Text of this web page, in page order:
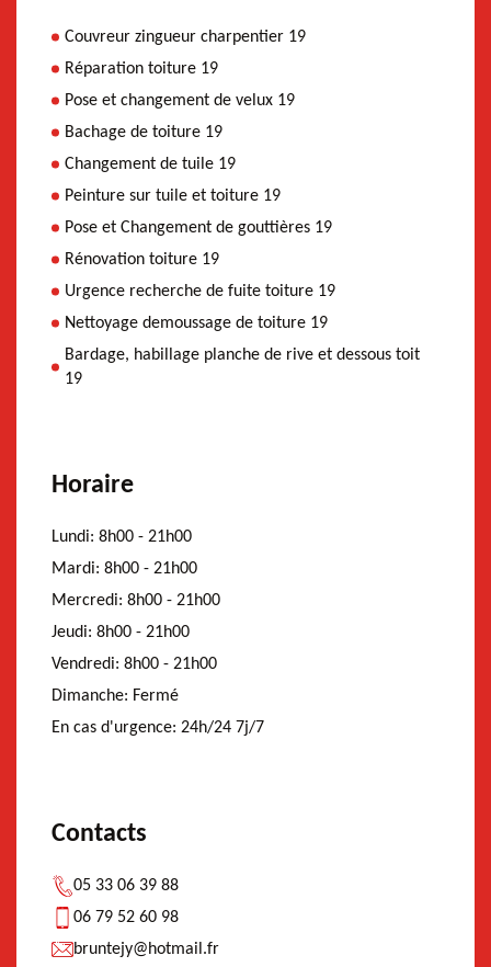
Couvreur zingueur charpentier 19
Réparation toiture 19
Pose et changement de velux 19
Bachage de toiture 19
Changement de tuile 19
Peinture sur tuile et toiture 19
Pose et Changement de gouttières 19
Rénovation toiture 19
Urgence recherche de fuite toiture 19
Nettoyage demoussage de toiture 19
Bardage, habillage planche de rive et dessous toit
19
Horaire
Lundi: 8h00 - 21h00
Mardi: 8h00 - 21h00
Mercredi: 8h00 - 21h00
Jeudi: 8h00 - 21h00
Vendredi: 8h00 - 21h00
Dimanche: Fermé
En cas d'urgence: 24h/24 7j/7
Contacts
05 33 06 39 88
06 79 52 60 98
bruntejy@hotmail.fr